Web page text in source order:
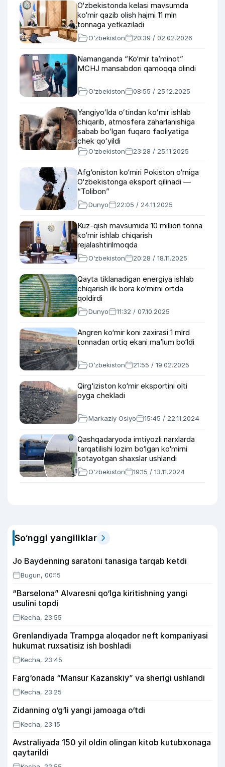
O‘zbekistonda kelasi mavsumda
ko‘mir qazib olish hajmi 11 mln
tonnaga yetkaziladi
O‘zbekiston 20:39 / 02.02.2026
Namanganda “Ko‘mir ta’minot”
MCHJ mansabdori qamoqqa olindi
O‘zbekiston 08:55 / 25.12.2025
Yangiyoʻlda oʻtindan koʻmir ishlab
chiqarib, atmosfera zaharlanishiga
sabab boʻlgan fuqaro faoliyatiga
chek qoʻyildi
O‘zbekiston 23:28 / 25.11.2025
Afg‘oniston ko‘miri Pokiston o‘rniga
O‘zbekistonga eksport qilinadi —
“Tolibon”
Dunyo 22:05 / 24.11.2025
Kuz-qish mavsumida 10 million tonna
ko‘mir ishlab chiqarish
rejalashtirilmoqda
O‘zbekiston 20:28 / 18.11.2025
Qayta tiklanadigan energiya ishlab
chiqarish ilk bora ko‘mirni ortda
qoldirdi
Dunyo 11:32 / 07.10.2025
Angren ko‘mir koni zaxirasi 1 mlrd
tonnadan ortiq ekani maʼlum bo‘ldi
O‘zbekiston 21:55 / 19.02.2025
Qirg‘iziston ko‘mir eksportini olti
oyga chekladi
Markaziy Osiyo 15:45 / 22.11.2024
Qashqadaryoda imtiyozli narxlarda
tarqatilishi lozim bo‘lgan ko‘mirni
sotayotgan shaxslar ushlandi
O‘zbekiston 19:15 / 13.11.2024
So‘nggi yangiliklar
Jo Baydenning saratoni tanasiga tarqab ketdi
Bugun, 00:15
“Barselona” Alvaresni qo‘lga kiritishning yangi
usulini topdi
Kecha, 23:55
Grenlandiyada Trampga aloqador neft kompaniyasi
hukumat ruxsatisiz ish boshladi
Kecha, 23:45
Farg‘onada “Mansur Kazanskiy” va sherigi ushlandi
Kecha, 23:25
Zidanning o‘g‘li yangi jamoaga o‘tdi
Kecha, 23:15
Avstraliyada 150 yil oldin olingan kitob kutubxonaga
qaytarildi